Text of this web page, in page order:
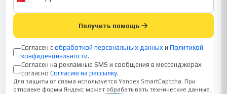
Получить помощь
Согласен с обработкой персональных данных и Политикой
конфиденциальности.
Согласен на рекламные SMS и сообщения в мессенджерах
согласно Согласию на рассылку.
Для защиты от спама используется Yandex SmartCaptcha. При
отправке формы Яндекс может обрабатывать технические данные.